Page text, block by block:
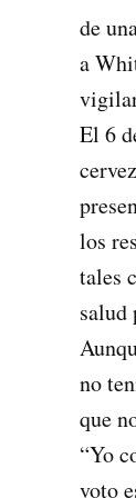
de
a
El 6
los
tales
salud
no
que
“Yo
voto